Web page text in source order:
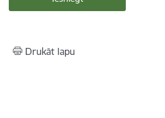
Drukāt lapu